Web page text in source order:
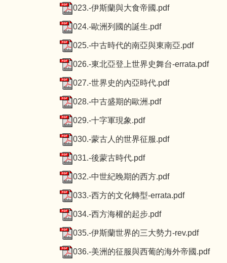
023.-伊斯蘭與大食帝國.pdf
024.-歐洲列國的誕生.pdf
025.-中古時代的南亞與東南亞.pdf
026.-東北亞登上世界史舞台-errata.pdf
027.-世界史的內亞時代.pdf
028.-中古盛期的歐洲.pdf
029.-十字軍現象.pdf
030.-蒙古人的世界征服.pdf
031.-後蒙古時代.pdf
032.-中世紀晚期的西方.pdf
033.-西方的文化轉型-errata.pdf
034.-西方海權的起步.pdf
035.-伊斯蘭世界的三大勢力-rev.pdf
036.-美洲的征服與西葡的海外帝國.pdf